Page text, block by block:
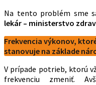
Na tento problém sme
lekár – ministerstvo
Frekvencia výkonov,
stanovuje na základe
V prípade potrieb, ktorú
frekvenciu zmeniť.